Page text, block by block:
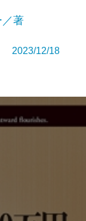
／著
2023/12/18